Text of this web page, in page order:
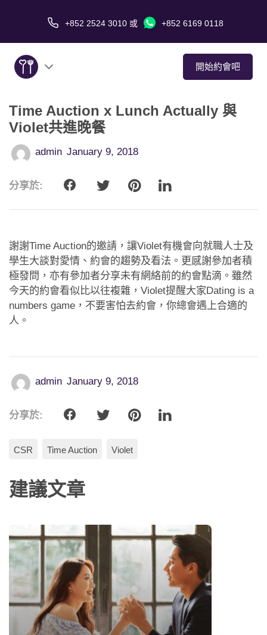
+852 2524 3010 或 +852 6169 0118
開始約會吧
關於我們
服務
約會技巧
應用程式
聯絡我們
Time Auction x Lunch Actually 與
Violet共進晚餐
admin January 9, 2018
分享於:
謝謝Time Auction的邀請，讓Violet有機會向就職人士及
學生大談對愛情、約會的趨勢及看法。更感謝參加者積
極發問，亦有參加者分享未有網絡前的約會點滴。雖然
今天的約會看似比以往複雜，Violet提醒大家Dating is a
numbers game，不要害怕去約會，你總會遇上合適的
人。
admin January 9, 2018
分享於:
CSR Time Auction Violet
建議文章